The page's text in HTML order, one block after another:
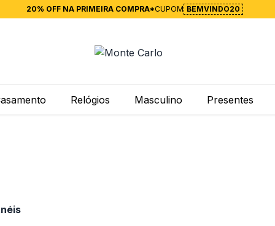
20% OFF NA PRIMEIRA COMPRA*CUPOM BEMVINDO20
Relógios Masculino Presentes